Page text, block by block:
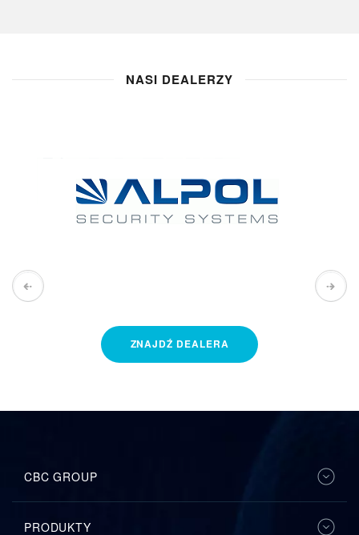
NASI DEALERZY
ZNAJDŹ DEALERA
CBC GROUP
PRODUKTY